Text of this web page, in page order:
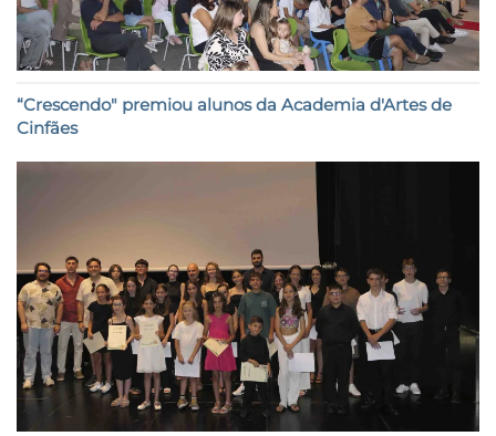
“Crescendo" premiou alunos da Academia d'Artes de
Cinfães